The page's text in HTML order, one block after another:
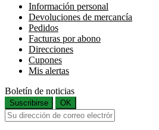
Información personal
Devoluciones de mercancía
Pedidos
Facturas por abono
Direcciones
Cupones
Mis alertas
Boletín de noticias
Suscribirse OK